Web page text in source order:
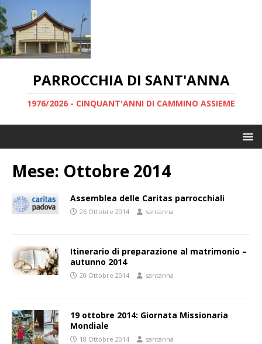
PARROCCHIA DI SANT'ANNA
1976/2026 - CINQUANT'ANNI DI CAMMINO ASSIEME
Mese: Ottobre 2014
Assemblea delle Caritas parrocchiali
26 Ottobre 2014 santanna
Itinerario di preparazione al matrimonio –
autunno 2014
20 Ottobre 2014 santanna
19 ottobre 2014: Giornata Missionaria
Mondiale
18 Ottobre 2014 santanna